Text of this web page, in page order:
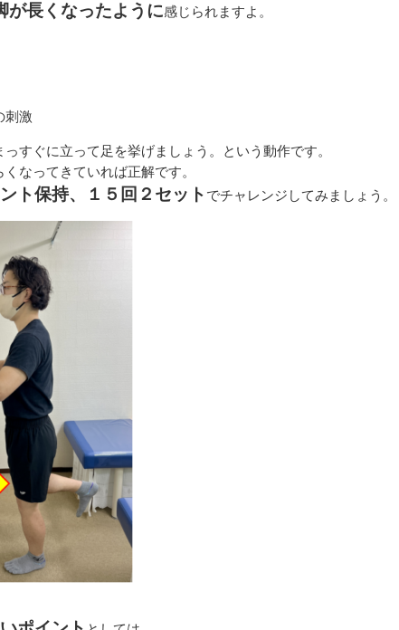
が長くなったように感じられますよ。
刺激
すぐに立って足を挙げましょう。という動作です。
なってきていれば正解です。
ト保持、１５回２セット でチャレンジしてみましょう。